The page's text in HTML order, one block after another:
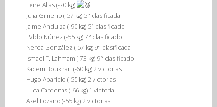
Leire Alias (-70 kg)
Julia Gimeno (-57 kg) 5° clasificada
Jaime Anduiza (-90 kg) 5° clasificado
Pablo Núñez (-55 kg) 7° clasificado
Nerea González (-57 kg) 9° clasificada
Ismael T. Lahmam (-73 kg) 9° clasificado
Kacem Boukhari (-60 kg) 2 victorias
Hugo Aparicio (-55 kg) 2 victorias
Luca Cárdenas (-66 kg) 1 victoria
Axel Lozano (-55 kg) 2 victorias